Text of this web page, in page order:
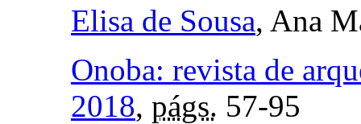
Elisa de Sousa, Ana
Onoba: revista de
2018, págs. 57-95